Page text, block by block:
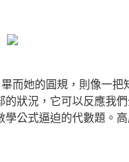
她的圓規，則像一把
狀況，它可以反應我
公式逼迫的代數題。